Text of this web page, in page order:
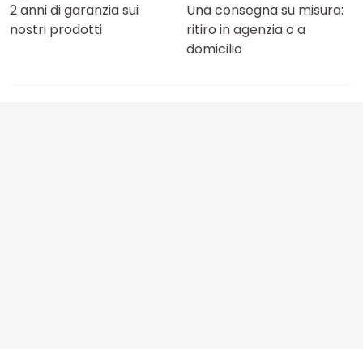
2 anni di garanzia sui
nostri prodotti
Una consegna su misura:
ritiro in agenzia o a
domicilio